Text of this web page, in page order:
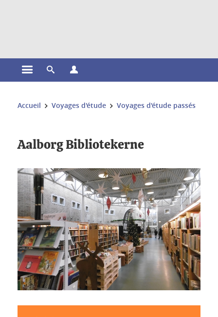
Ouvrir le menu principal
Ouvrir le moteur de recherche
Vous êtes ici :
Accueil Voyages d'étude Voyages d'étude passés
Aalborg Bibliotekerne